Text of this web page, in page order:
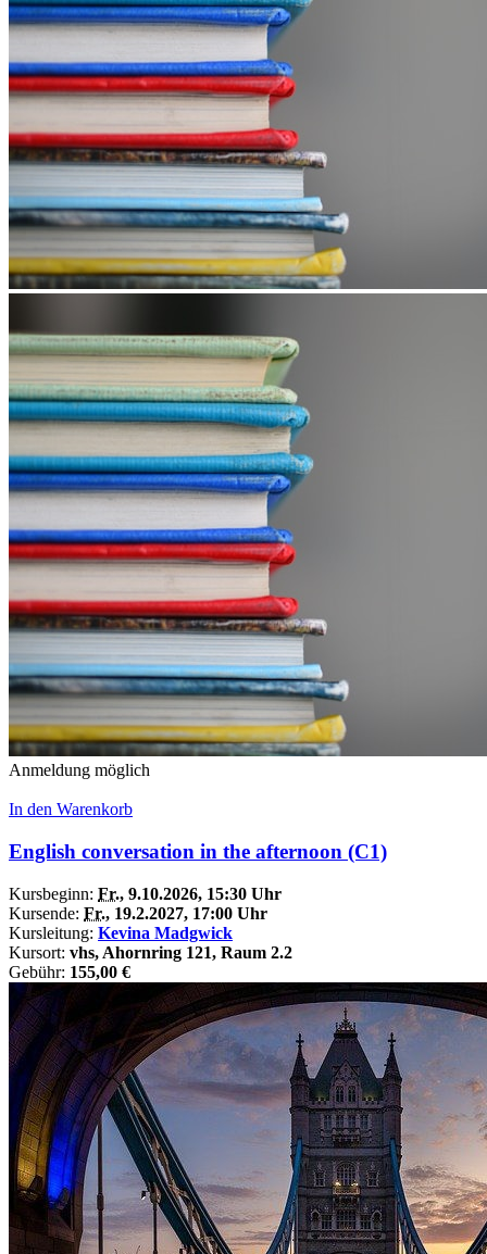
Anmeldung möglich
In den Warenkorb
English conversation in the afternoon (C1)
Kursbeginn: Fr., 9.10.2026, 15:30 Uhr
Kursende: Fr., 19.2.2027, 17:00 Uhr
Kursleitung: Kevina Madgwick
Kursort: vhs, Ahornring 121, Raum 2.2
Gebühr: 155,00 €